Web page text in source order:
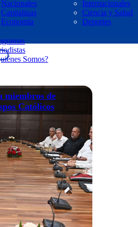
Saltar al pie de página
Nacionales Internacionales
Capitalinas
Ciencia y Salud
Economía
Deportes
Somos?
miembros de
Católicos